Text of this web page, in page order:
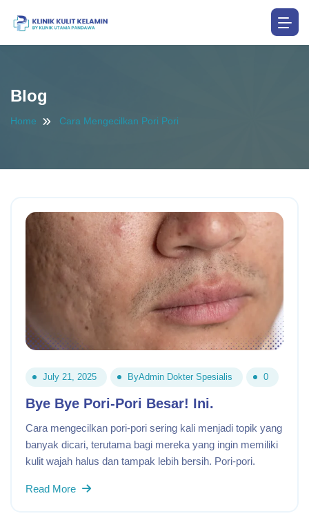
Blog
Home Cara Mengecilkan Pori Pori
July 21, 2025 ByAdmin Dokter Spesialis 0
Bye Bye Pori-Pori Besar! Ini.
Cara mengecilkan pori-pori sering kali menjadi topik yang
banyak dicari, terutama bagi mereka yang ingin memiliki
kulit wajah halus dan tampak lebih bersih. Pori-pori.
Read More